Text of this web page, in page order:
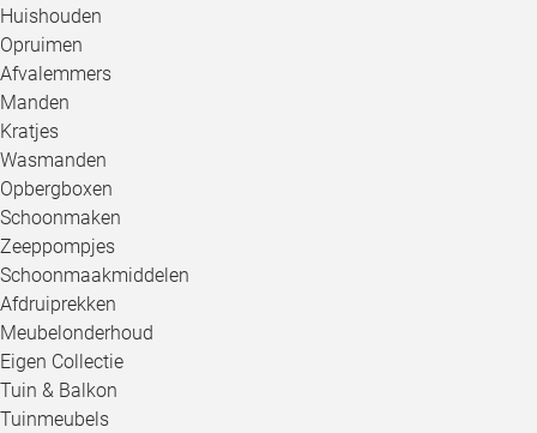
Huishouden
Opruimen
Afvalemmers
Manden
Kratjes
Wasmanden
Opbergboxen
Schoonmaken
Zeeppompjes
Schoonmaakmiddelen
Afdruiprekken
Meubelonderhoud
Eigen Collectie
Tuin & Balkon
Tuinmeubels